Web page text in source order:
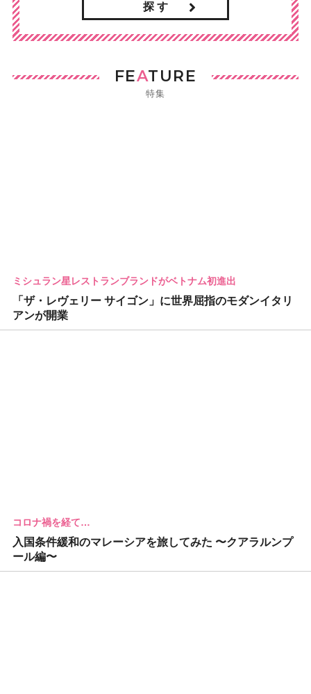
探 す
FEATURE
特集
ミシュラン星レストランブランドがベトナム初進出
「ザ・レヴェリー サイゴン」に世界屈指のモダンイタリ
アンが開業
コロナ禍を経て…
入国条件緩和のマレーシアを旅してみた 〜クアラルンプ
ール編〜